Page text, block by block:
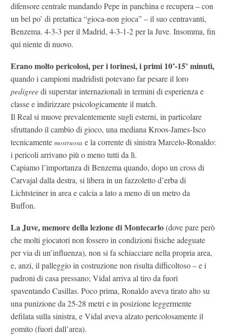
difensore centrale mandando Pepe in panchina e recupera – con
un bel po’ di pretattica “gioca-non gioca” – il suo centravanti,
Benzema. 4-3-3 per il Madrid, 4-3-1-2 per la Juve. Insomma, fin
qui niente di nuovo.
Erano molto pericolosi, per i torinesi, i primi 10’-15’ minuti,
quando i campioni madridisti potevano far pesare il loro
pedigreedi superstar internazionali in termini di esperienza e
classe e indirizzare psicologicamente il match.
Il Real si muove prevalentemente sugli esterni, in particolare
sfruttando il cambio di gioco, una mediana Kroos-James-Isco
tecnicamente mostruosa e la corrente di sinistra Marcelo-Ronaldo:
i pericoli arrivano più o meno tutti da lì.
Capiamo l’importanza di Benzema quando, dopo un cross di
Carvajal dalla destra, si libera in un fazzoletto d’erba di
Lichtsteiner in area e calcia a lato a meno di un metro da
Buffon.
La Juve, memore della lezione di Montecarlo(dove pare però
che molti giocatori non fossero in condizioni fisiche adeguate
per via di un’influenza), non si fa schiacciare nella propria area,
e, anzi, il palleggio in costruzione non risulta difficoltoso – e i
padroni di casa pressano; Vidal arriva al tiro da fuori
spaventando Casillas. Poco prima, Ronaldo aveva tirato alto su
una punizione da 25-28 metri e in posizione leggermente
defilata sulla sinistra, e Vidal aveva alzato pericolosamente il
gomito (fuori dall’area).